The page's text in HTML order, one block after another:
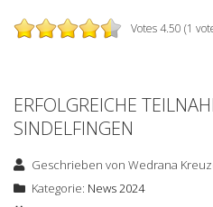
Votes 4.50 (1
ERFOLGREICHE
SINDELFINGEN
Geschrieben vonWedrana
Kategorie: News 2024